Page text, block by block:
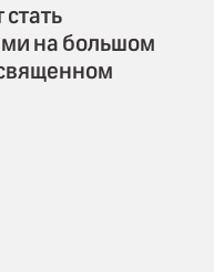
на большом